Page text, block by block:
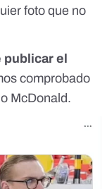
foto que no
publicar el
comprobado
McDonald.